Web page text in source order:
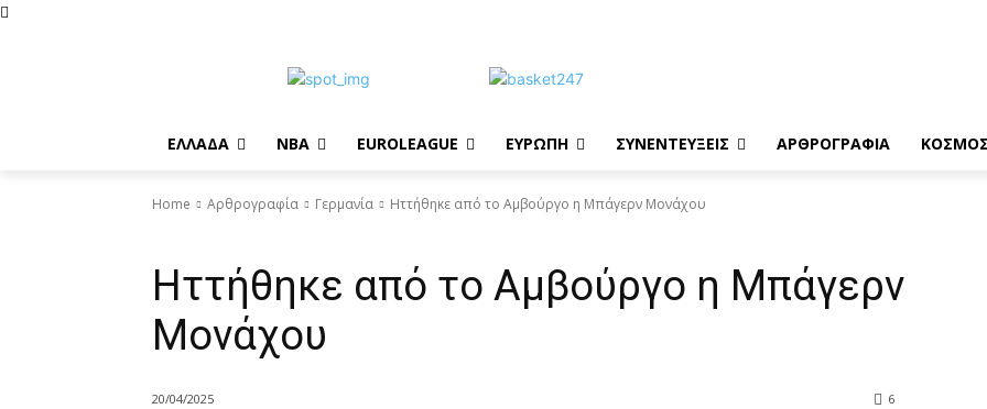
EΛΛΑΔΑ NBA ΕUROLEAGUE ΕΥΡΩΠΗ ΣΥΝΕΝΤΕΥΞΕΙΣ ΑΡΘΡΟΓΡΑΦΙΑ ΚΟΣΜΟΣ
Home Αρθρογραφία Γερμανία Ηττήθηκε από το Αμβούργο η Μπάγερν Μονάχου
Ηττήθηκε από το Αμβούργο η Μπάγερν
Μονάχου
20/04/2025 6